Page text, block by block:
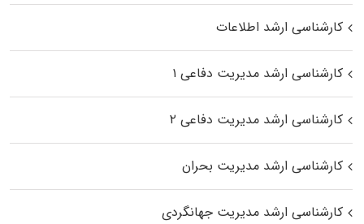
کارشناسی ارشد اطلاعات
کارشناسی ارشد مدیریت دفاعی ۱
کارشناسی ارشد مدیریت دفاعی ۲
کارشناسی ارشد مدیریت بحران
کارشناسی ارشد مدیریت جهانگردی